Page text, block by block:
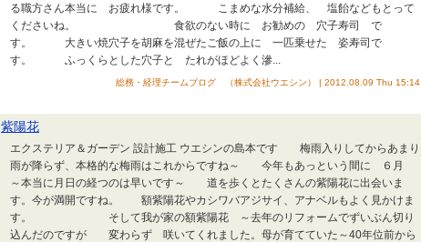
る職方さん本当に お疲れ様です。 こまめな水分補給、 塩飴などもとって
くださいね。 食欲のない時に お勧めの 穴子寿司 で
す。 大きい焼穴子を胡麻を混ぜたご飯の上に 一匹乗せた 姿寿司で
す。 ふっくらとした穴子と たれがほどよく滲...
総務・経理チームブログ （株式会社ウエシン） | 2012.08.09 Thu 15:14
紫陽花
エクステリア＆ガーデン 設計施工 ウエシンの島本です 梅雨入りしてからあまり
雨が降らず、本格的な梅雨はこれからですね～ 今年もあっという間に ６月
～本当に月日の経つのは早いです～ 道を歩くとたくさんの紫陽花に出会いま
す。今が満開ですね。 額紫陽花やカシワバアジサイ、アナベルもよく見かけま
す。 そして我が家の額紫陽花 ～去年のリフォームでずいぶん切り
込んだのですが 変わらず 咲いてくれました。母が育てていた～40年位前から